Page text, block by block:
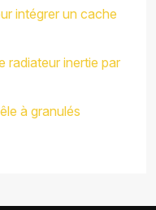
intégrer un cache
radiateur inertie par
à granulés